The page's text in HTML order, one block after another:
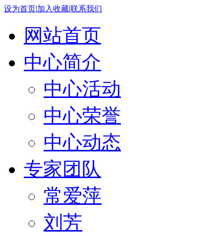
设为首页|加入收藏|联系我们
网站首页
中心简介
中心活动
中心荣誉
中心动态
专家团队
常爱萍
刘芳